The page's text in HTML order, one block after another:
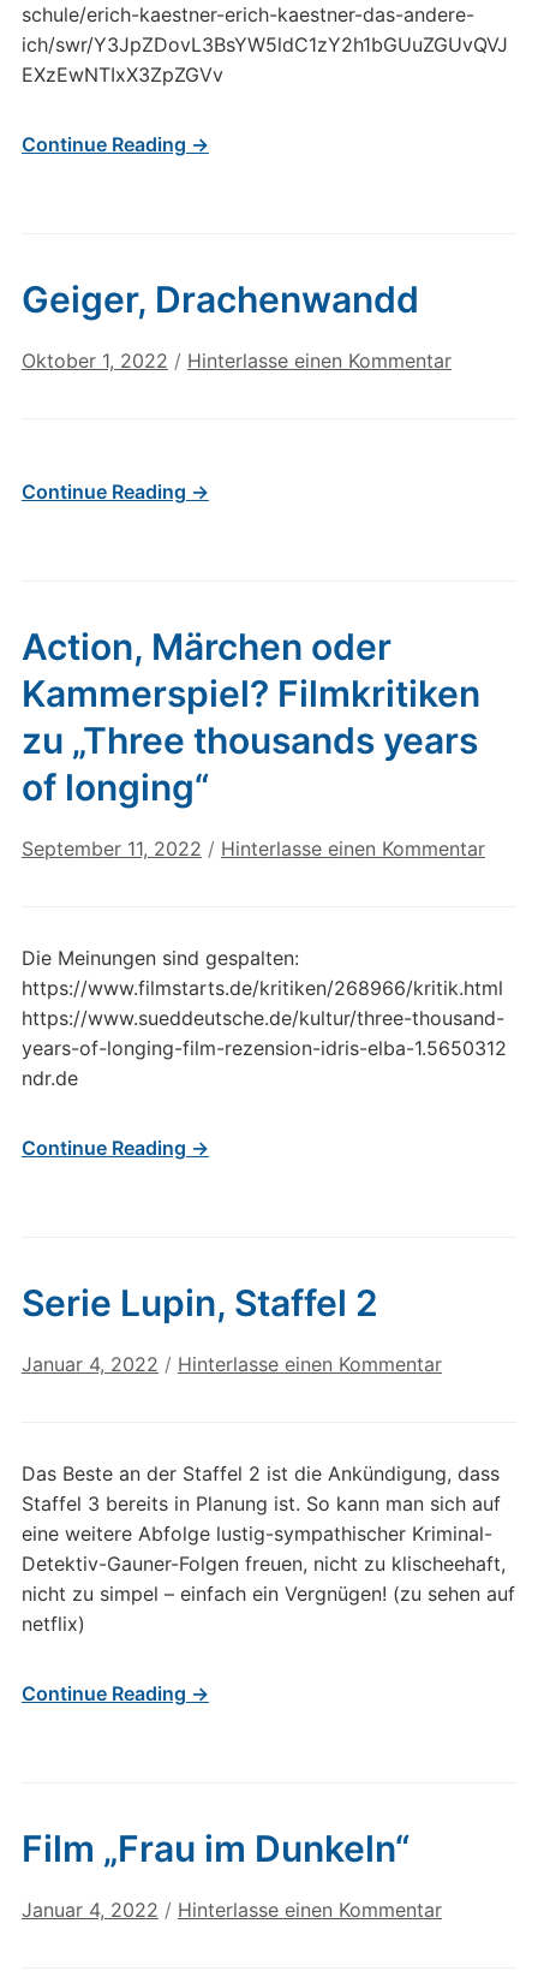
schule/erich-kaestner-erich-kaestner-das-andere-
ich/swr/Y3JpZDovL3BsYW5ldC1zY2h1bGUuZGUvQVJ
EXzEwNTIxX3ZpZGVv
Continue Reading →
Geiger, Drachenwandd
Oktober 1, 2022 / Hinterlasse einen Kommentar
Continue Reading →
Action, Märchen oder
Kammerspiel? Filmkritiken
zu „Three thousands years
of longing“
September 11, 2022 / Hinterlasse einen Kommentar
Die Meinungen sind gespalten:
https://www.filmstarts.de/kritiken/268966/kritik.html
https://www.sueddeutsche.de/kultur/three-thousand-
years-of-longing-film-rezension-idris-elba-1.5650312
ndr.de
Continue Reading →
Serie Lupin, Staffel 2
Januar 4, 2022 / Hinterlasse einen Kommentar
Das Beste an der Staffel 2 ist die Ankündigung, dass
Staffel 3 bereits in Planung ist. So kann man sich auf
eine weitere Abfolge lustig-sympathischer Kriminal-
Detektiv-Gauner-Folgen freuen, nicht zu klischeehaft,
nicht zu simpel – einfach ein Vergnügen! (zu sehen auf
netflix)
Continue Reading →
Film „Frau im Dunkeln“
Januar 4, 2022 / Hinterlasse einen Kommentar